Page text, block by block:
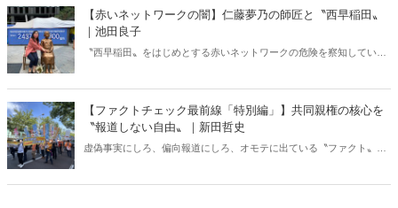
を義父母の養子に差し出すよう強要されたのに始まり、別居の命令、
離婚の強要、親子引き離し（実子誘拐）を目的とした日本への配転、
告発報道の取材に応じたことを理由に即日解雇――。まるで中埜一族
に「種馬」のように使われ、放り出されたのだ。
【赤いネットワークの闇】仁藤夢乃の師匠と〝西早稲田〟
｜池田良子
〝西早稲田〟をはじめとする赤いネットワークの危険を察知していた
人』だと思われなければ人を騙すことなどできないからだ」。（サム
ネイルは仁藤夢乃氏twitterより）
【ファクトチェック最前線「特別編」】共同親権の核心を
〝報道しない自由〟｜新田哲史
虚偽事実にしろ、偏向報道にしろ、オモテに出ている〝ファクト〟は